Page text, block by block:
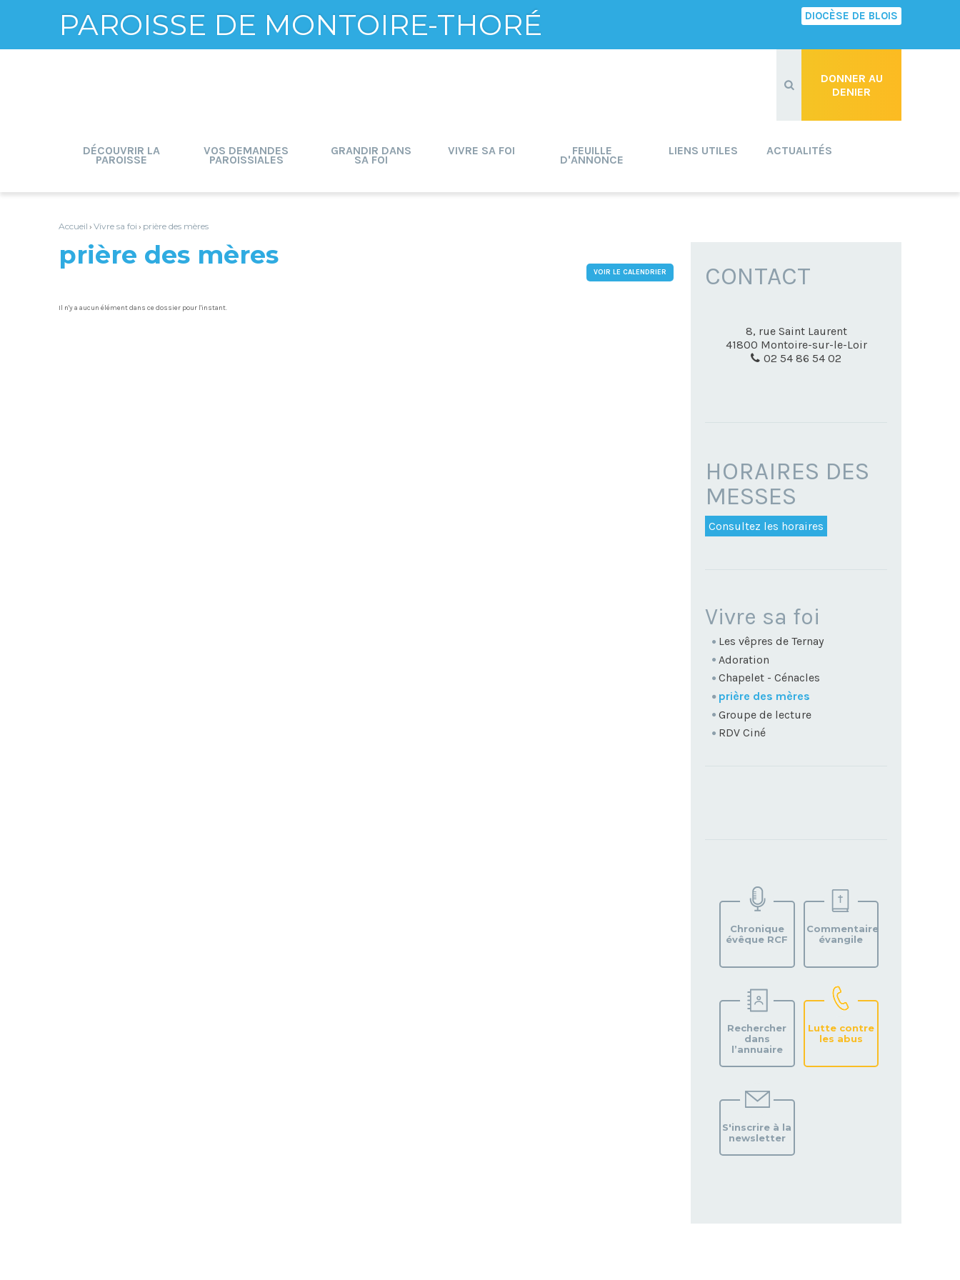
PAROISSE DE MONTOIRE-THORÉ DIOCÈSE DE BLOIS
DONNER AU
DENIER
DÉCOUVRIR LA
PAROISSE
VOS DEMANDES
PAROISSIALES
GRANDIR DANS
SA FOI
VIVRE SA FOI FEUILLE
D'ANNONCE
LIENS UTILES ACTUALITÉS
Accueil › Vivre sa foi › prière des mères
prière des mères
VOIR LE CALENDRIER
Il n'y a aucun élément dans ce dossier pour l'instant.
CONTACT
8, rue Saint Laurent
41800 Montoire-sur-le-Loir
02 54 86 54 02
HORAIRES DES
MESSES
Consultez les horaires
NAVIGATION
Vivre sa foi
Les vêpres de Ternay
Adoration
Chapelet - Cénacles
prière des mères
Groupe de lecture
RDV Ciné
PAROISSE
Chronique
évêque RCF
Commentaire
évangile
Rechercher
dans
l’annuaire
Lutte contre
les abus
S'inscrire à la
newsletter